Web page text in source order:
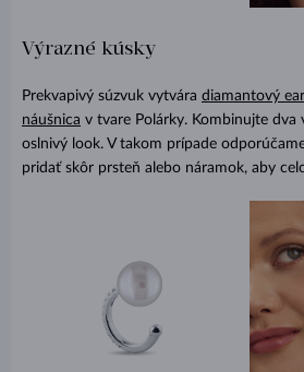
Výrazné kúsky
Prekvapivý súzvuk vytvára diamantový
náušnica v tvare Polárky. Kombinujte dva
oslnivý look. V takom prípade
pridať skôr prsteň alebo náramok, aby